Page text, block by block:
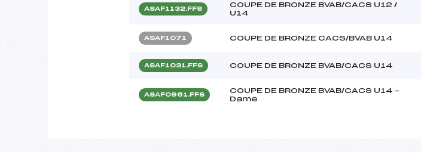
ASAF1132.FFS
COUPE DE BRONZE BVAB/CACS U12 /
U14
ASAF1071 COUPE DE BRONZE CACS/BVAB U14
ASAF1031.FFS COUPE DE BRONZE BVAB/CACS U14
ASAF0961.FFS
COUPE DE BRONZE BVAB/CACS U14 –
Dame